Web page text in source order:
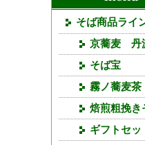
そば商品ライ
京蕎麦 丹
そば宝
霧ノ蕎麦茶
焙煎粗挽き
ギフトセッ